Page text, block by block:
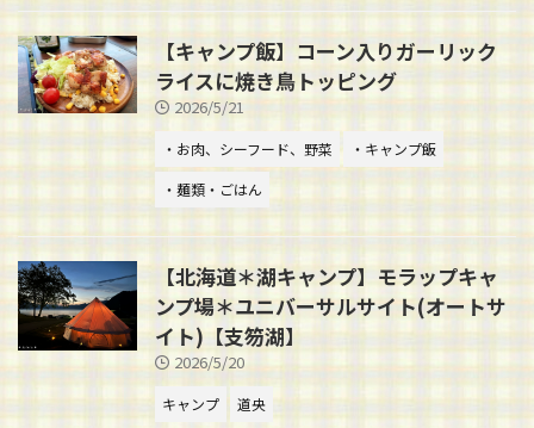
【キャンプ飯】コーン入りガーリック
ライスに焼き鳥トッピング
2026/5/21
・お肉、シーフード、野菜
・キャンプ飯
・麺類・ごはん
【北海道＊湖キャンプ】モラップキャ
ンプ場＊ユニバーサルサイト(オートサ
イト)【支笏湖】
2026/5/20
キャンプ 道央